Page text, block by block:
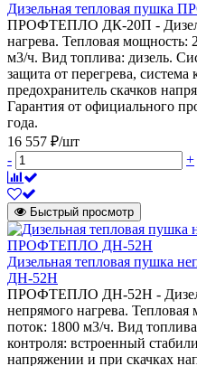
Дизельная тепловая
ПРОФТЕПЛО ДК-20П -
нагрева. Тепловая
м3/ч. Вид топлива: дизель.
защита от перегрева,
предохранитель скачков
Гарантия от официального
года.
16 557 ₽/шт
-
+
Быстрый просмотр
Дизельная тепловая пушка
ДН-52Н
ПРОФТЕПЛО ДН-52Н -
непрямого нагрева.
поток: 1800 м3/ч. Вид
контроля: встроенный
напряжении и при скачках